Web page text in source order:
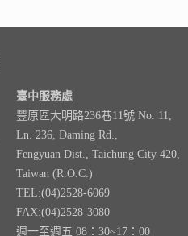
臺中服務處
豐原區大明路236巷11號 No. 11,
Ln. 236, Daming Rd.,
Fengyuan Dist., Taichung City 420,
Taiwan (R.O.C.)
TEL:(04)2528-6069
FAX:(04)2528-3080
週一至週五 08：30~17：00